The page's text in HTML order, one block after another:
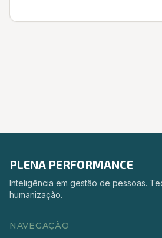
PLENA PERFORMANCE
Inteligência em gestão de pessoas.
humanização.
NAVEGAÇÃO